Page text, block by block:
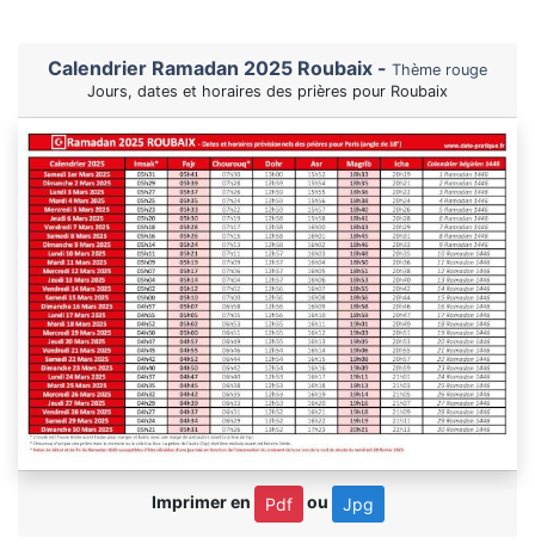
Calendrier Ramadan 2025 Roubaix - Thème rouge
Jours, dates et horaires des prières pour Roubaix
Imprimer en Pdf ou Jpg